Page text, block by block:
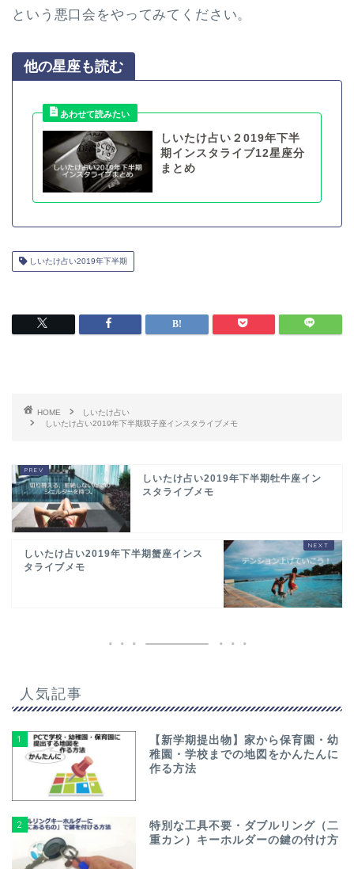
という悪口会をやってみてください。
他の星座も読む
しいたけ占い２019年下半
期インスタライブ12星座分
まとめ
しいたけ占い2019年下半期
HOME
しいたけ占い
しいたけ占い2019年下半期双子座インスタライブメモ
しいたけ占い2019年下半期牡牛座イン
スタライブメモ
しいたけ占い2019年下半期蟹座インス
タライブメモ
人気記事
1
【新学期提出物】家から保育園・幼
稚園・学校までの地図をかんたんに
作る方法
2
特別な工具不要・ダブルリング（二
重カン）キーホルダーの鍵の付け方